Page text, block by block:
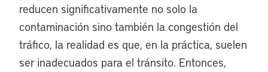
reducen significativamente no solo la
contaminación sino también la congestión del
tráfico, la realidad es que, en la práctica, suelen
ser inadecuados para el tránsito. Entonces,